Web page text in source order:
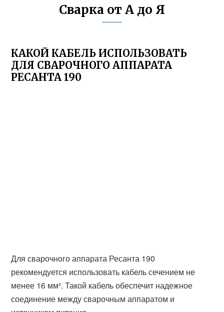
Сварка от А до Я
КАКОЙ КАБЕЛЬ ИСПОЛЬЗОВАТЬ
ДЛЯ СВАРОЧНОГО АППАРАТА
РЕСАНТА 190
Для сварочного аппарата Ресанта 190
рекомендуется использовать кабель сечением не
менее 16 мм². Такой кабель обеспечит надежное
соединение между сварочным аппаратом и